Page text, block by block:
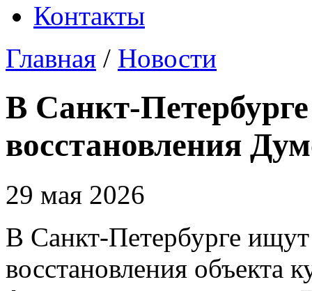
Контакты
Главная / Новости
В Санкт-
восстановления
29 мая 2026
В Санкт-Петербурге
восстановления объекта